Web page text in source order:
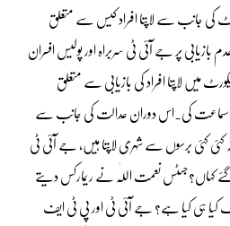
کی جانب سے لاپتا افراد کیس سے متعلق
پر جے آئی ٹی سربراہ اور پولیس افسران
میں لاپتا افراد کی بازیابی سے متعلق
سماعت کی۔اس دوران عدالت کی جانب سے
کئی کئی برسوں سے شہری لاپتا ہیں، جے آئی ٹی
گئے کہاں؟جسٹس نعمت اللّٰہ نے ریمارکس دیتے
ہی کیا ہے؟ جے آئی ٹی اور پی ٹی ایف